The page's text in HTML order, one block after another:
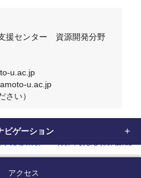
援センター 資源開発分野
u.ac.jp
u.ac.jp
さい）
ビゲーション
アクセス